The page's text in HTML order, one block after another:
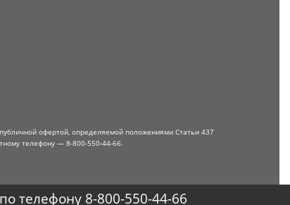
офертой, определяемой положениями Статьи 437
телефону — 8-800-550-44-66.
телефону 8-800-550-44-66